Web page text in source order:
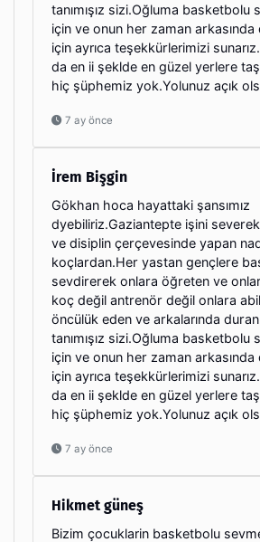
tanımışız sizi.Oğluma basketbolu
için ve onun her zaman
için ayrıca teşekkürlerimizi
da en ii şeklde en güzel yerlere
hiç şüphemiz yok.Yolunuz açık
7 ay önce
İrem Bişgin
Gökhan hoca hayattaki şansımız
dyebiliriz.Gaziantepte işini
ve disiplin çerçevesinde yapan
koçlardan.Her yastan gençlere
sevdirerek onlara öğreten ve
koç değil antrenör değil onlara
öncülük eden ve arkalarında
tanımışız sizi.Oğluma basketbolu
için ve onun her zaman
için ayrıca teşekkürlerimizi
da en ii şeklde en güzel yerlere
hiç şüphemiz yok.Yolunuz açık
7 ay önce
Hikmet güneş
Bizim çocuklarin basketbolu